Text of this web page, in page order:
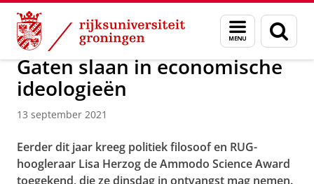
Skip
Content
Skip
Navigation
Menu
en
zoeken
Over ons Actueel Nieuws Nieuwsberichten
Gaten slaan in economische
ideologieën
13 september 2021
Eerder dit jaar kreeg politiek ﬁlosoof en RUG-
hoogleraar Lisa Herzog de Ammodo Science Award
toegekend, die ze dinsdag in ontvangst mag nemen.